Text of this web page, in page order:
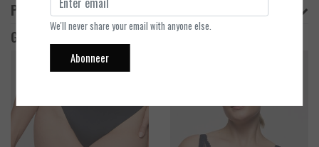
Product informatie
Gerelateerde producten
We'll never share your email with anyone else.
Abonneer